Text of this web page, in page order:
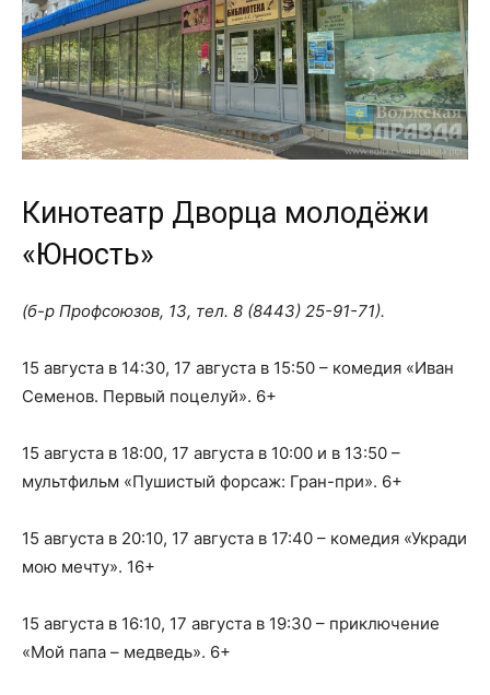
Кинотеатр Дворца молодёжи
«Юность»
(б-р Профсоюзов, 13, тел. 8 (8443) 25-91-71).
15 августа в 14:30, 17 августа в 15:50 – комедия «Иван
Семенов. Первый поцелуй». 6+
15 августа в 18:00, 17 августа в 10:00 и в 13:50 –
мультфильм «Пушистый форсаж: Гран-при». 6+
15 августа в 20:10, 17 августа в 17:40 – комедия «Укради
мою мечту». 16+
15 августа в 16:10, 17 августа в 19:30 – приключение
«Мой папа – медведь». 6+